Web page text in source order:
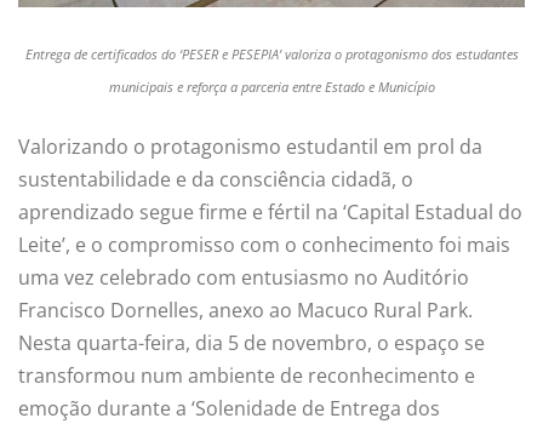
Entrega de certificados do ‘PESER e PESEPIA’ valoriza o protagonismo dos estudantes
municipais e reforça a parceria entre Estado e Município
Valorizando o protagonismo estudantil em prol da
sustentabilidade e da consciência cidadã, o
aprendizado segue firme e fértil na ‘Capital Estadual do
Leite’, e o compromisso com o conhecimento foi mais
uma vez celebrado com entusiasmo no Auditório
Francisco Dornelles, anexo ao Macuco Rural Park.
Nesta quarta-feira, dia 5 de novembro, o espaço se
transformou num ambiente de reconhecimento e
emoção durante a ‘Solenidade de Entrega dos